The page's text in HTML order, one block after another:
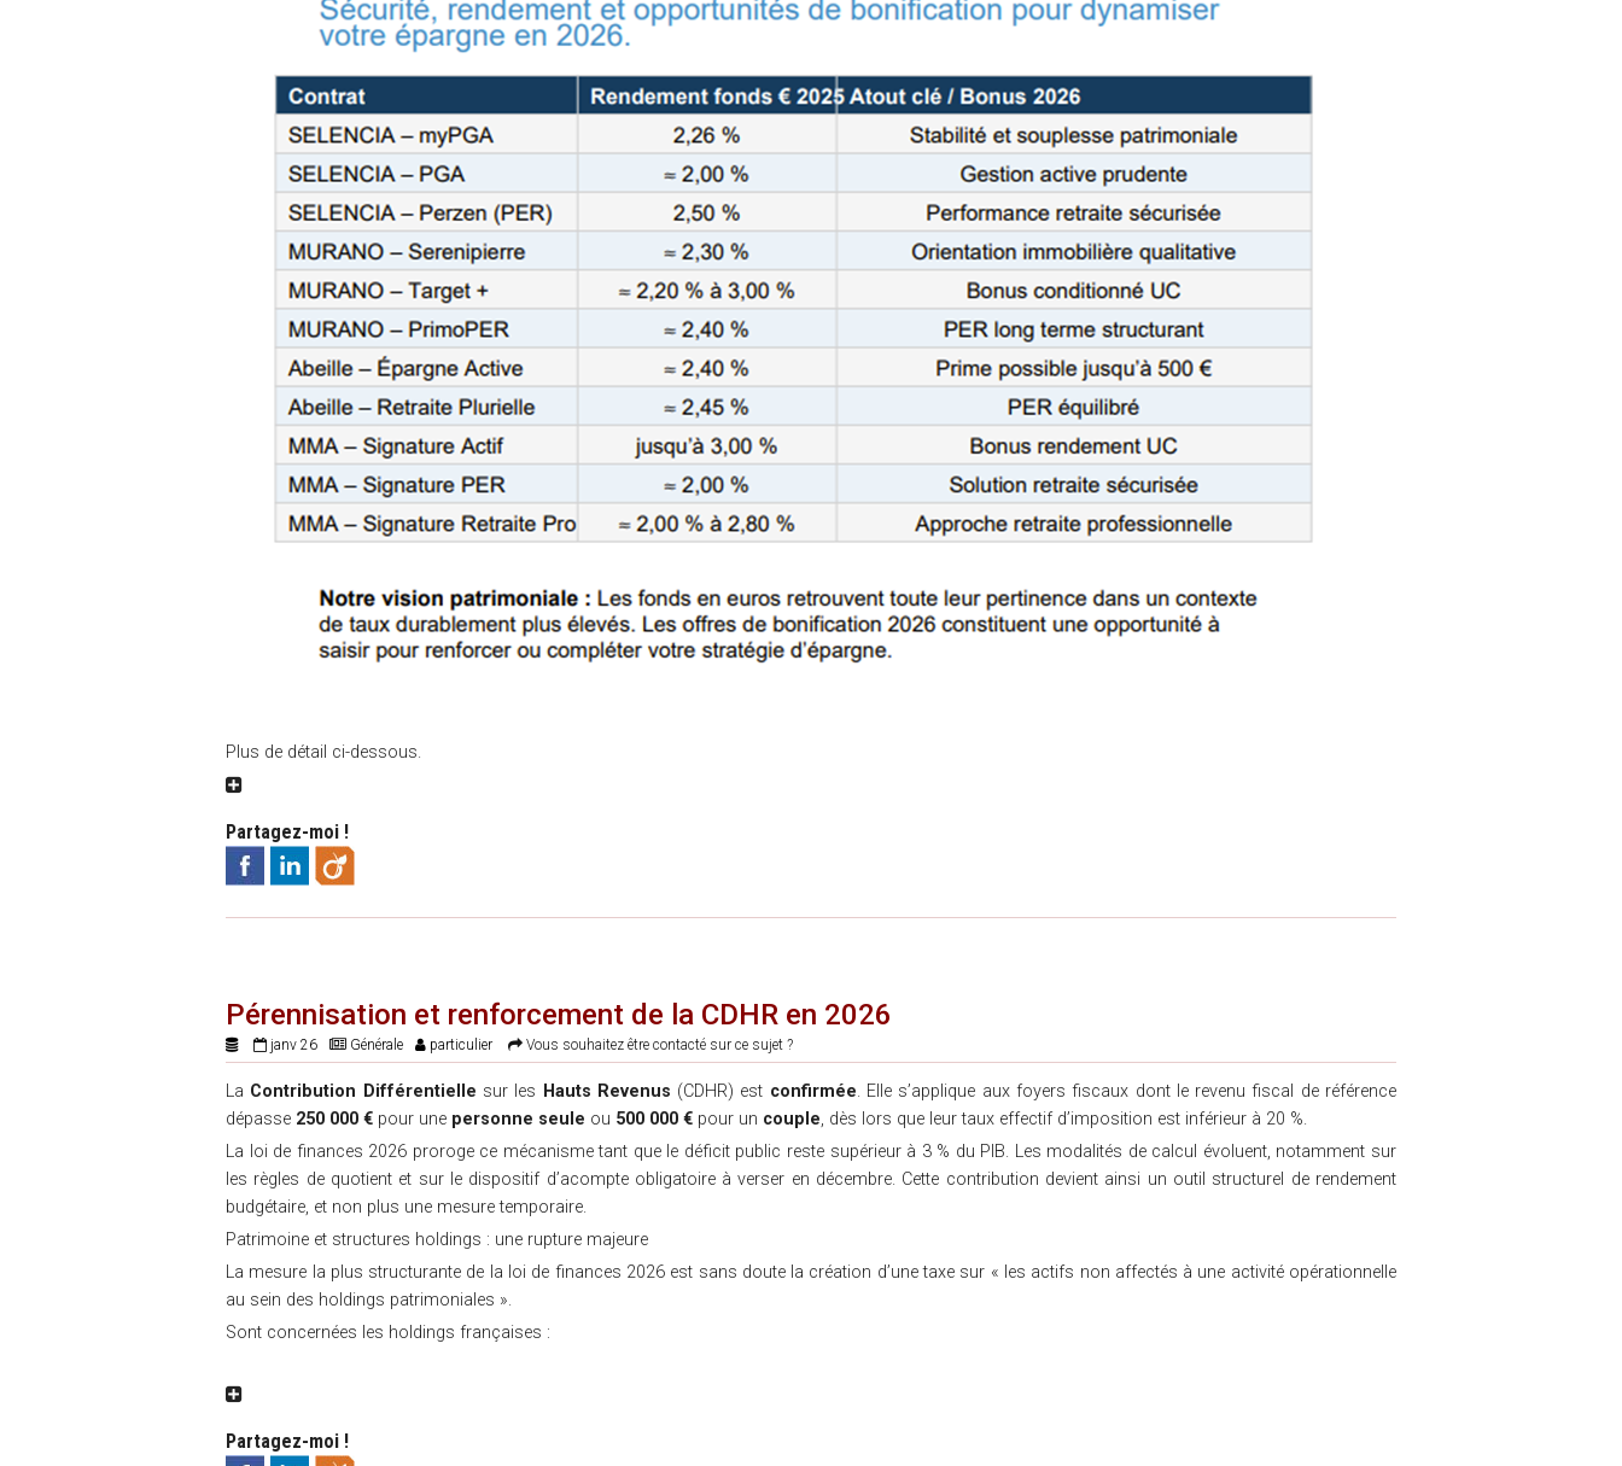
Plus de détail ci-dessous.
Partagez-moi !
Pérennisation et renforcement de la CDHR en 2026
janv 26 Générale particulier Vous souhaitez être contacté sur ce sujet ?
La Contribution Différentielle sur les Hauts Revenus (CDHR) est confirmée. Elle s’applique aux foyers fiscaux dont le revenu fiscal de référence
dépasse 250 000 € pour une personne seule ou 500 000 € pour un couple, dès lors que leur taux effectif d’imposition est inférieur à 20 %.
La loi de finances 2026 proroge ce mécanisme tant que le déficit public reste supérieur à 3 % du PIB. Les modalités de calcul évoluent, notamment sur
les règles de quotient et sur le dispositif d’acompte obligatoire à verser en décembre. Cette contribution devient ainsi un outil structurel de rendement
budgétaire, et non plus une mesure temporaire.
Patrimoine et structures holdings : une rupture majeure
La mesure la plus structurante de la loi de finances 2026 est sans doute la création d’une taxe sur « les actifs non affectés à une activité opérationnelle
au sein des holdings patrimoniales ».
Sont concernées les holdings françaises :
Partagez-moi !